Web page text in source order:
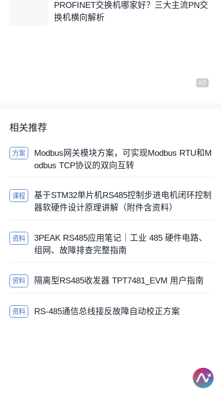
PROFINET交换机哪家好？三大主流PN交
换机横向解析
相关推荐
方案
Modbus网关模块方案，可实现Modbus RTU和M
odbus TCP协议的双向互转
课程
基于STM32单片机RS485控制步进电机闭环控制
器软硬件设计原理讲解（附件含资料）
资料
3PEAK RS485应用笔记｜工业 485 硬件电路、
组网、故障排查完整指南
资料 隔离型RS485收发器 TPT7481_EVM 用户指南
资料 RS-485通信总线接反故障自动校正方案